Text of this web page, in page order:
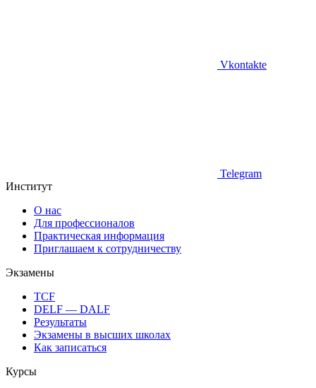
Vkontakte
Telegram
Институт
О нас
Для профессионалов
Практическая информация
Приглашаем к сотрудничеству
Экзамены
TCF
DELF — DALF
Результаты
Экзамены в высших школах
Как записаться
Курсы